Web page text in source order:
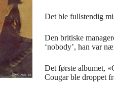
Det ble fullstendig
Den britiske
‘nobody’, han var
Det første albumet,
Cougar ble droppet